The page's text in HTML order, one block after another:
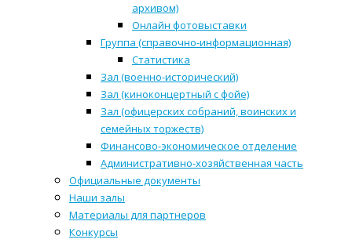
архивом)
Онлайн фотовыставки
Группа (справочно-информационная)
Статистика
Зал (военно-исторический)
Зал (киноконцертный с фойе)
Зал (офицерских собраний, воинских и
семейных торжеств)
Финансово-экономическое отделение
Административно-хозяйственная часть
Официальные документы
Наши залы
Материалы для партнеров
Конкурсы